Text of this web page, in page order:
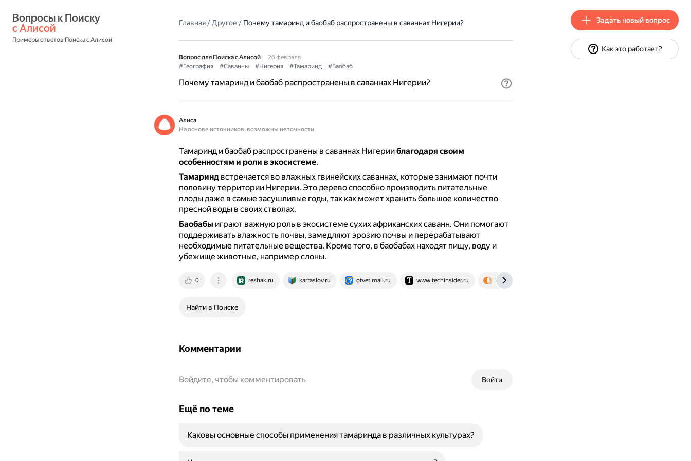
с Алисой
Примеры ответов Поиска с Алисой
Главная/Другое / Почему тамаринд и баобаб распространены в саваннах Нигерии?
Вопрос для Поиска с Алисой
26 февраля
#География
#Саванны #Нигерия #Тамаринд #Баобаб
Почему тамаринд и баобаб распространены в саваннах Нигерии?
Алиса
На основе источников, возможны неточности
Тамаринд и баобаб распространены в саваннах Нигерииблагодаря своим
особенностям и роли в экосистеме.
Тамариндвстречается во влажных гвинейских саваннах, которые занимают почти
половину территории Нигерии. Это дерево способно производить питательные
плоды даже в самые засушливые годы, так как может хранить большое количество
пресной воды в своих стволах.
Баобабы играют важную роль в экосистеме сухих африканских саванн. Они помогают
поддерживать влажность почвы, замедляют эрозию почвы и перерабатывают
необходимые питательные вещества. Кроме того, в баобабах находят пищу, воду и
убежище животные, например слоны.
0 reshak.ru kartaslov.ru otvet.mail.ru www.techinsider.ru litlife.club
Найти в Поиске
Комментарии
Войти
Войдите, чтобы комментировать
Ещё по теме
Каковы основные способы применения тамаринда в различных культурах?
Задать новый вопрос
Как это работает?